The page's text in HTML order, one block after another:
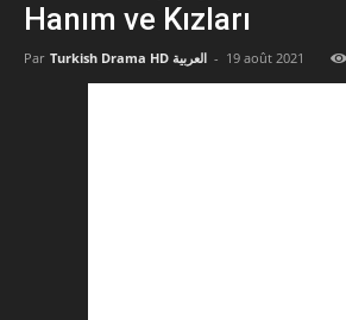
Hanım ve Kızları
Par Turkish Drama HD العربية - 19 août 2021